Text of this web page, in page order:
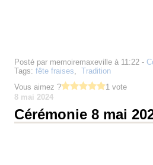
Posté par memoiremaxeville à 11:22 -
Tags: fête fraises, Tradition
Vous aimez ?
1 vote
8 mai 2024
Cérémonie 8 mai